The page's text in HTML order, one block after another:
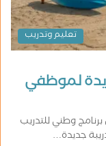
تعليم وتدريب
لموظفي
وطني للتدريب
جديدة…